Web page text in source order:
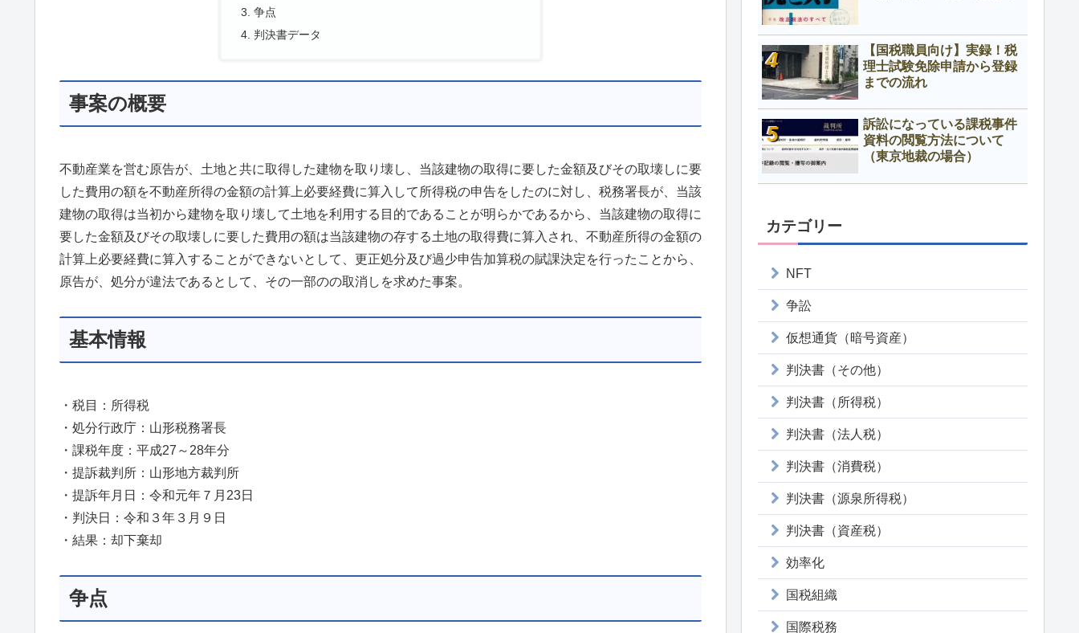
争点
判決書データ
事案の概要
不動産業を営む原告が、土地と共に取得した建物を取り壊し、当該建物の取得に要した金額及びその取壊しに要
した費用の額を不動産所得の金額の計算上必要経費に算入して所得税の申告をしたのに対し、税務署長が、当該
建物の取得は当初から建物を取り壊して土地を利用する目的であることが明らかであるから、当該建物の取得に
要した金額及びその取壊しに要した費用の額は当該建物の存する土地の取得費に算入され、不動産所得の金額の
計算上必要経費に算入することができないとして、更正処分及び過少申告加算税の賦課決定を行ったことから、
原告が、処分が違法であるとして、その一部のの取消しを求めた事案。
基本情報
・税目：所得税
・処分行政庁：山形税務署長
・課税年度：平成27～28年分
・提訴裁判所：山形地方裁判所
・提訴年月日：令和元年７月23日
・判決日：令和３年３月９日
・結果：却下棄却
争点
【国税職員向け】実録！税
理士試験免除申請から登録
までの流れ
訴訟になっている課税事件
資料の閲覧方法について
（東京地裁の場合）
カテゴリー
NFT
争訟
仮想通貨（暗号資産）
判決書（その他）
判決書（所得税）
判決書（法人税）
判決書（消費税）
判決書（源泉所得税）
判決書（資産税）
効率化
国税組織
国際税務